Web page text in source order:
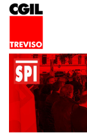
LAVORATORI
PENSIONATI
SERVIZI